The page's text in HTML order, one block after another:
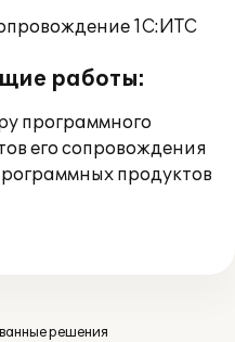
1С:ИТС
работы:
программного
его сопровождения
продуктов
решения